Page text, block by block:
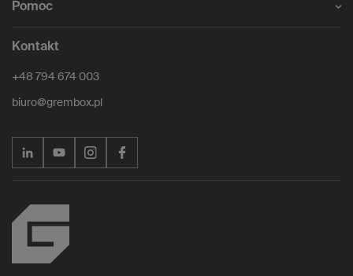
Pomoc
Kontakt
+48 794 674 003
biuro@grembox.pl